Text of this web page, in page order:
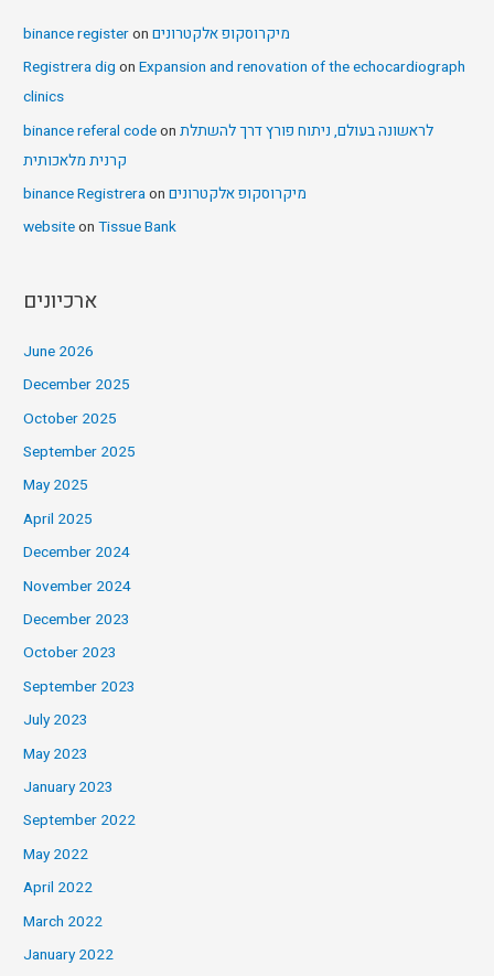
binance registeronמיקרוסקופ אלקטרונים
Registrera dig onExpansion and renovation of the echocardiograph
clinics
binance referal codeonלראשונה בעולם, ניתוח פורץ דרך להשתלת
קרנית מלאכותית
binance Registreraonמיקרוסקופ אלקטרונים
websiteonTissue Bank
ארכיונים
June 2026
December 2025
October 2025
September 2025
May 2025
April 2025
December 2024
November 2024
December 2023
October 2023
September 2023
July 2023
May 2023
January 2023
September 2022
May 2022
April 2022
March 2022
January 2022